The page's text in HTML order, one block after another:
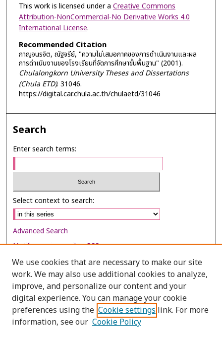
This work is licensed under a Creative Commons
Attribution-NonCommercial-No Derivative Works 4.0
International License.
Recommended Citation
กาญจนรจิต, ณัฐจรีย์, "ความไม่เสมอภาคของการดำเนินงานและผล
การดำเนินงานของโรงเรียนที่จัดการศึกษาขั้นพื้นฐาน" (2001).
Chulalongkorn University Theses and Dissertations
(Chula ETD). 31046.
https://digital.car.chula.ac.th/chulaetd/31046
Search
Enter search terms:
Select context to search:
Advanced Search
Notify me via email orRSS
Browse
Collections
Disciplines
Authors
We use cookies that are necessary to make our site
work. We may also use additional cookies to analyze,
improve, and personalize our content and your
digital experience. You can manage your cookie
preferences using the Cookie settings link. For more
information, see our Cookie Policy